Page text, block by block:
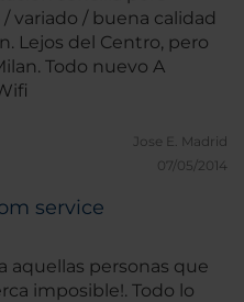
variado / buena calidad
Lejos del Centro, pero
Todo nuevo A
Jose E. Madrid
07/05/2014
service
aquellas personas que
imposible!. Todo lo